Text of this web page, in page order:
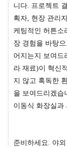
니다. 프로젝트
획자, 현장 관리
케팅적인 허튼소
장 경험을 바탕
어지는지 보여드
라 재료)이 혁신
지 않고 혹독한
을 보여드리겠습
이동식 화장실과
준비하세요. 야